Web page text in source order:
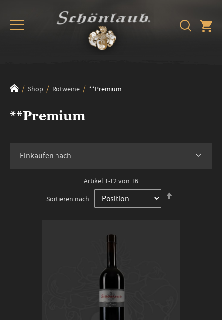
Shop Rotweine **Premium
**Premium
Artikel 1-12von 16
Sortieren nach
Einkaufen nach